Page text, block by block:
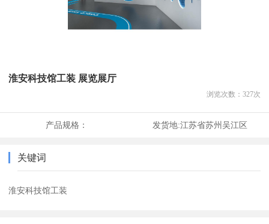
淮安科技馆工装 展览展厅
浏览次数： 327次
产品规格： 发货地:江苏省苏州吴江区
关键词
淮安科技馆工装